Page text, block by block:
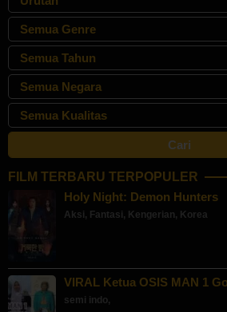
FILM TERBARU TERPOPULER
Holy Night: Demon Hunters
Aksi, Fantasi, Kengerian, Korea
VIRAL Ketua OSIS MAN 1
semi indo,